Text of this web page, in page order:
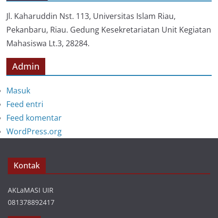
r
i
Jl. Kaharuddin Nst. 113, Universitas Islam Riau,
Pekanbaru, Riau. Gedung Kesekretariatan Unit Kegiatan
Mahasiswa Lt.3, 28284.
Admin
Masuk
Feed entri
Feed komentar
WordPress.org
Kontak
AKLaMASI UIR
081378892417